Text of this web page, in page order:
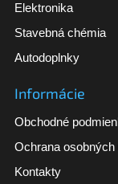
Elektronika
Stavebná chémia
Autodoplnky
Informácie
Obchodné
Ochrana osobných
Kontakty